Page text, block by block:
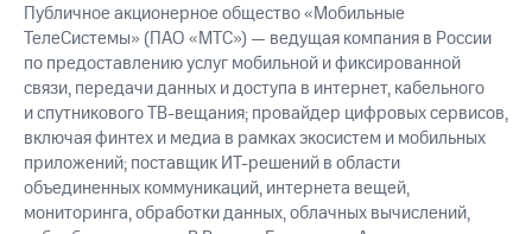
Регистратор
Реквизиты
Контакты
развитие
деловая этика
На главную
Публичное акционерное общество «Мобильные
ТелеСистемы» (ПАО «МТС») — ведущая компания в России
по предоставлению услуг мобильной и фиксированной
связи, передачи данных и доступа в интернет, кабельного
и спутникового ТВ-вещания; провайдер цифровых сервисов,
включая финтех и медиа в рамках экосистем и мобильных
приложений; поставщик ИТ-решений в области
объединенных коммуникаций, интернета вещей,
мониторинга, обработки данных, облачных вычислений,